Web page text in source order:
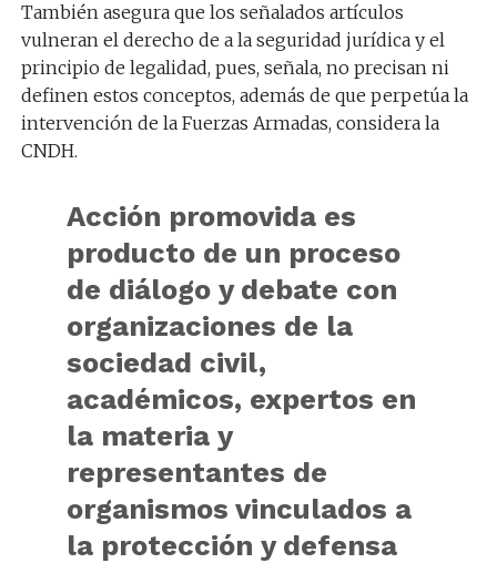
También asegura que los señalados artículos
vulneran el derecho de a la seguridad jurídica y el
principio de legalidad, pues, señala, no precisan ni
definen estos conceptos, además de que perpetúa la
intervención de la Fuerzas Armadas, considera la
CNDH.
Acción promovida es
producto de un proceso
de diálogo y debate con
organizaciones de la
sociedad civil,
académicos, expertos en
la materia y
representantes de
organismos vinculados a
la protección y defensa